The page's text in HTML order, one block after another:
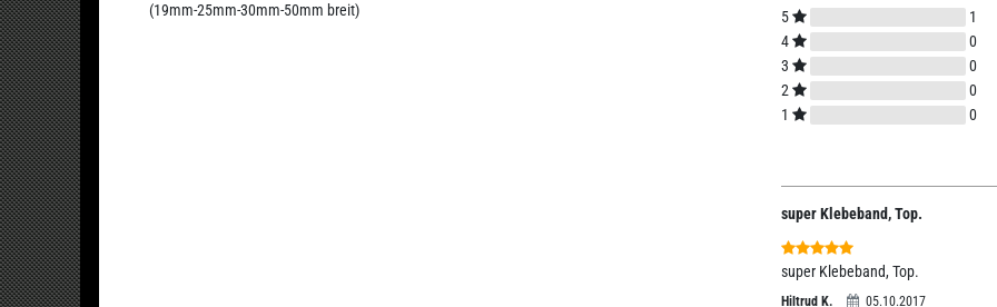
(19mm-25mm-30mm-50mm breit) 5
1
4
0
3
0
2
0
1
0
super Klebeband, Top.
super Klebeband, Top.
Hiltrud K. 05.10.2017